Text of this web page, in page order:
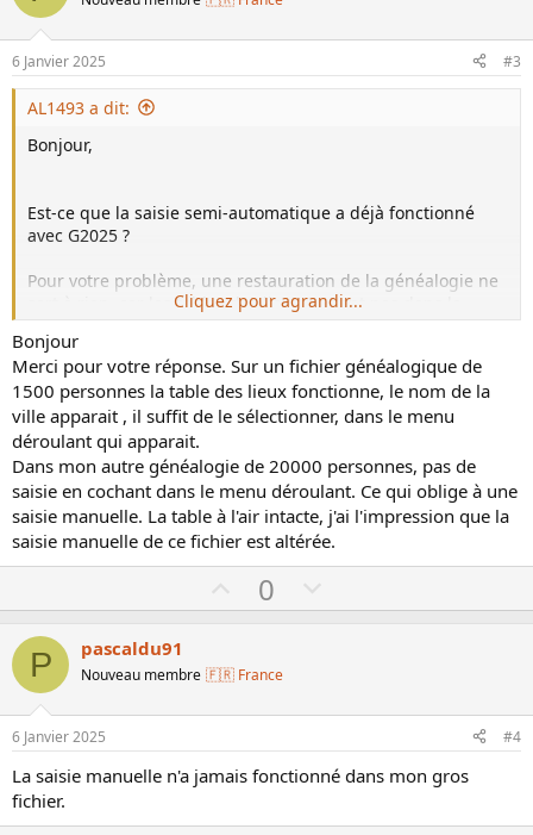
e o
t
6 Janvier 2025 #3
AL1493 a dit:
Bonjour,
Est-ce que la saisie semi-automatique a déjà fonctionné
avec G2025 ?
Pour votre problème, une restauration de la généalogie ne
sert à rien, car les tables des lieux ne sont pas dans la
généalogie.
Normalement, à l'installation de G2025, une table des lieux
est incluse dans les fichiers d'installation. Si vous n'avez
jamais eu cette saisie semi-automatique c'est peut-être que
les tables des lieux ont été mal chargées.
Regardez dans le répertoire
C:\Users\XXXXX\AppData\Roaming\Généatique\ si vous avez
un sous répertoire TableVille qui contient des fichiers .adb
et des fichiers .ini
XXXXX désigne votre nom d'utilisateur de Windows
Cliquez pour agrandir...
Bonjour
Merci pour votre réponse. Sur un fichier généalogique de
1500 personnes la table des lieux fonctionne, le nom de la
ville apparait , il suffit de le sélectionner, dans le menu
déroulant qui apparait.
Dans mon autre généalogie de 20000 personnes, pas de
saisie en cochant dans le menu déroulant. Ce qui oblige à une
saisie manuelle. La table à l'air intacte, j'ai l'impression que la
saisie manuelle de ce fichier est altérée.
U
p
o
e
0
o
o
t
e
P pascaldu91
Nouveau membre 🇫🇷 France
6 Janvier 2025 #4
La saisie manuelle n'a jamais fonctionné dans mon gros
fichier.